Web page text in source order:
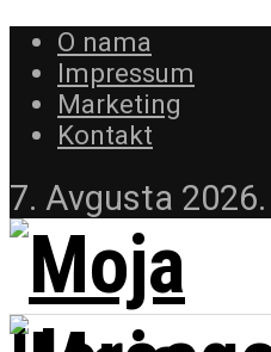
O nama
Impressum
Marketing
Kontakt
7. Avgusta 2026.